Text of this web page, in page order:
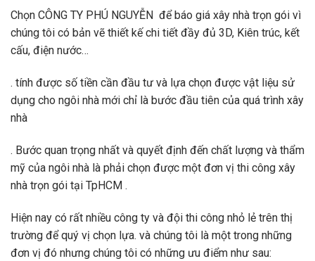
Chọn CÔNG TY PHÚ NGUYỄN để báo giá xây nhà trọn gói vì
chúng tôi có bản vẽ thiết kế chi tiết đầy đủ 3D, Kiên trúc, kết
cấu, điện nước…
. tính được số tiền cần đầu tư và lựa chọn được vật liệu sử
dụng cho ngôi nhà mới chỉ là bước đầu tiên của quá trình xây
nhà
. Bước quan trọng nhất và quyết định đến chất lượng và thẩm
mỹ của ngôi nhà là phải chọn được một đơn vị thi công xây
nhà trọn gói tại TpHCM .
Hiện nay có rất nhiều công ty và đội thi công nhỏ lẻ trên thị
trường để quý vị chọn lựa. và chúng tôi là một trong những
đơn vị đó nhưng chúng tôi có những ưu điểm như sau: